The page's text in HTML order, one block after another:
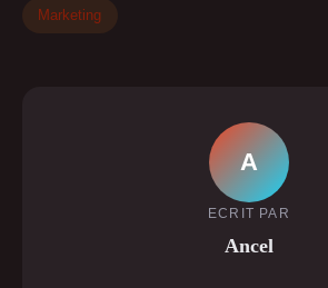
Marketing
A
ECRIT PAR
Ancel